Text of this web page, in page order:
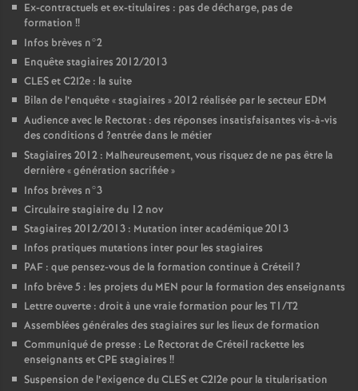
Ex-contractuels et ex-titulaires : pas de décharge, pas de
formation !!
Infos brèves n°2
Enquête stagiaires 2012/2013
CLESet C2I2e : la suite
Bilan de l’enquête «stagiaires » 2012 réalisée par le secteur EDM
Audience avec le Rectorat : des réponses insatisfaisantes vis-à-vis
des conditions d ?entrée dans le métier
Stagiaires 2012 : Malheureusement, vous risquez de ne pas être la
dernière «génération sacrifiée»
Infos brèves n°3
Circulaire stagiaire du 12 nov
Stagiaires 2012/2013 : Mutation inter académique 2013
Infos pratiques mutations inter pour les stagiaires
PAF : que pensez-vous de la formation continue à Créteil?
Info brève 5 : les projets du MEN pour la formation des enseignants
Lettre ouverte : droit à une vraie formation pour les T1/T2
Assemblées générales des stagiaires sur les lieux de formation
Communiqué de presse : Le Rectorat de Créteil rackette les
enseignants etCPE stagiaires !!
Suspension de l’exigence duCLESet C2I2e pour la titularisation